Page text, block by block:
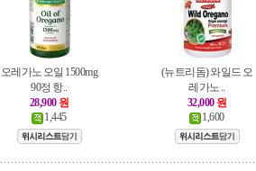
오레가노 오일 1500mg
90정 항..
28,900 원
1,445
(뉴트리돔) 와일드 오
레가노 ..
32,000 원
1,600